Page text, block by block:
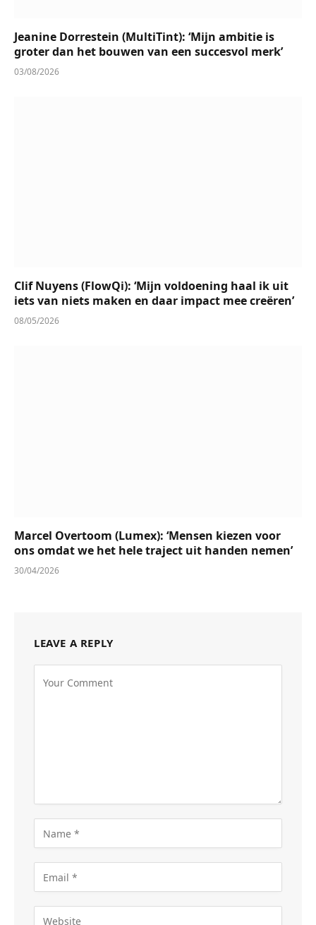
Jeanine Dorrestein (MultiTint): ‘Mijn ambitie is
groter dan het bouwen van een succesvol merk’
03/08/2026
Clif Nuyens (FlowQi): ‘Mijn voldoening haal ik uit
iets van niets maken en daar impact mee creëren’
08/05/2026
Marcel Overtoom (Lumex): ‘Mensen kiezen voor
ons omdat we het hele traject uit handen nemen’
30/04/2026
LEAVE A REPLY